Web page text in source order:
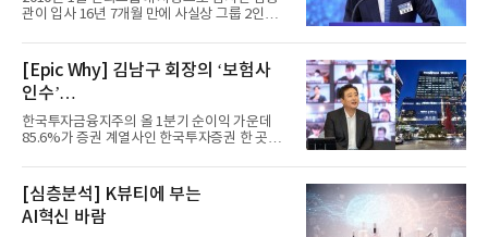
계 ‘초읽기’
관이 입사 16년 7개월 만에 사실상 그룹 2인자
[Epic Why] 김남구 회장의 ‘보험사
인수’
발걸음이 신중해진 배경은?
한국투자금융지주의 올 1분기 순이익 가운데
85.6%가 증권 계열사인 한국투자증권 한 곳에
[심층분석] K뷰티에 부는
AI혁신 바람